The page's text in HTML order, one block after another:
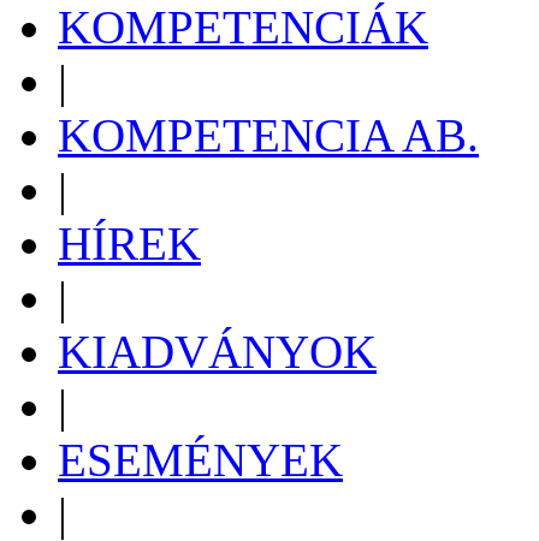
KOMPETENCIÁK
|
KOMPETENCIA AB.
|
HÍREK
|
KIADVÁNYOK
|
ESEMÉNYEK
|